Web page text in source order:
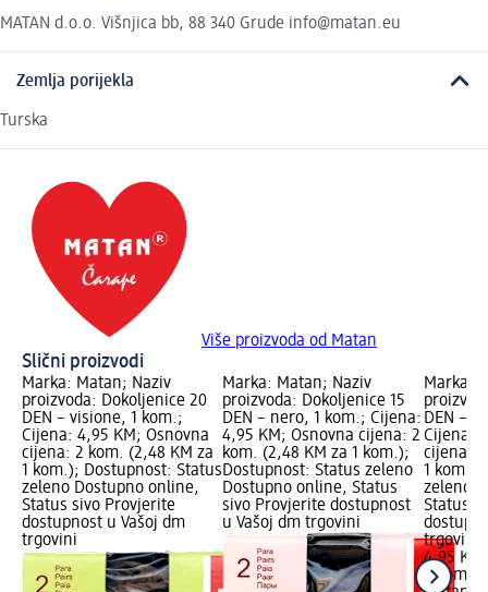
MATAN d.o.o. Višnjica bb, 88 340 Grude info@matan.eu
Zemlja porijekla
Turska
Više proizvoda od Matan
Slični proizvodi
Marka: Matan; Naziv
proizvoda: Dokoljenice 20
DEN – visione, 1 kom.;
Cijena: 4,95 KM; Osnovna
cijena: 2 kom. (2,48 KM za
1 kom.); Dostupnost: Status
zeleno Dostupno online,
Status sivo Provjerite
dostupnost u Vašoj dm
trgovini
Marka: Matan; Naziv
proizvoda: Dokoljenice 15
DEN – nero, 1 kom.; Cijena:
4,95 KM; Osnovna cijena: 2
kom. (2,48 KM za 1 kom.);
Dostupnost: Status zeleno
Dostupno online, Status
sivo Provjerite dostupnost
u Vašoj dm trgovini
Marka:
DEN –
Cijena:
cijena: 2
1 kom.);
zeleno
Status
trgovini
4,95 KM
2 kom.